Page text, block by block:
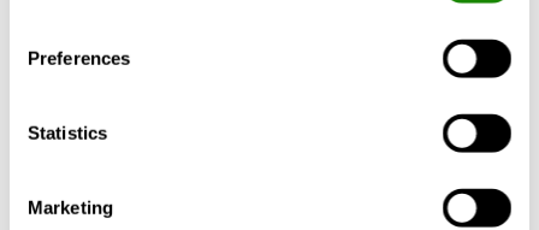
Preferences
Statistics
Marketing
Silencieux, il est équipé de série d'un
hotte aspirante ou le panneau de